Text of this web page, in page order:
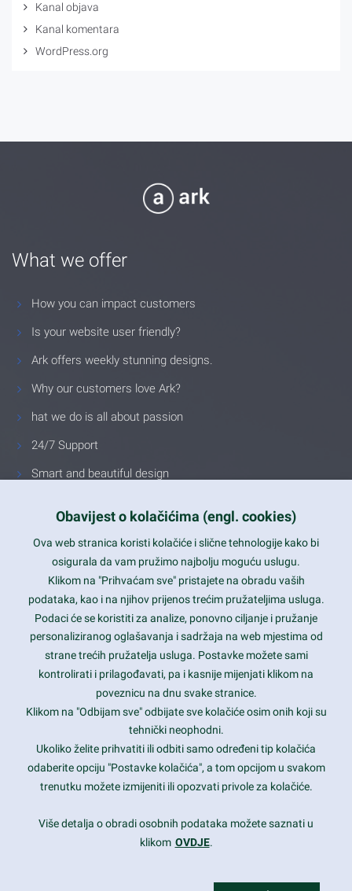
Kanal objava
Kanal komentara
WordPress.org
What we offer
How you can impact customers
Is your website user friendly?
Ark offers weekly stunning designs.
Why our customers love Ark?
hat we do is all about passion
24/7 Support
Smart and beautiful design
Latest trends and much more...
Contact Info
1600 Amphitheatre Parkway, Mountain View, CA 94043
prothemes.net@gmail.com
Daily: 9:00 am - 6:00 pm
Sunday: Closed
Copyright 2017FRESHFACE© All Rights Reserved
Obavijest o kolačićima (engl. cookies)
Ova web stranica koristi kolačiće i slične tehnologije kako bi
osigurala da vam pružimo najbolju moguću uslugu.
Klikom na "Prihvaćam sve" pristajete na obradu vaših
podataka, kao i na njihov prijenos trećim pružateljima usluga.
Podaci će se koristiti za analize, ponovno ciljanje i pružanje
personaliziranog oglašavanja i sadržaja na web mjestima od
strane trećih pružatelja usluga. Postavke možete sami
kontrolirati i prilagođavati, pa i kasnije mijenjati klikom na
poveznicu na dnu svake stranice.
Klikom na "Odbijam sve" odbijate sve kolačiće osim onih koji su
tehnički neophodni.
Ukoliko želite prihvatiti ili odbiti samo određeni tip kolačića
odaberite opciju "Postavke kolačića", a tom opcijom u svakom
trenutku možete izmijeniti ili opozvati privole za kolačiće.
Više detalja o obradi osobnih podataka možete saznati u
klikom OVDJE.